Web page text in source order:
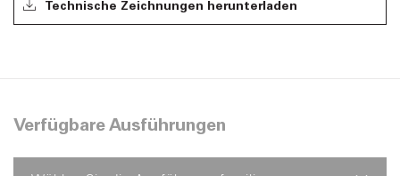
Technische Zeichnungen herunterladen
Verfügbare Ausführungen